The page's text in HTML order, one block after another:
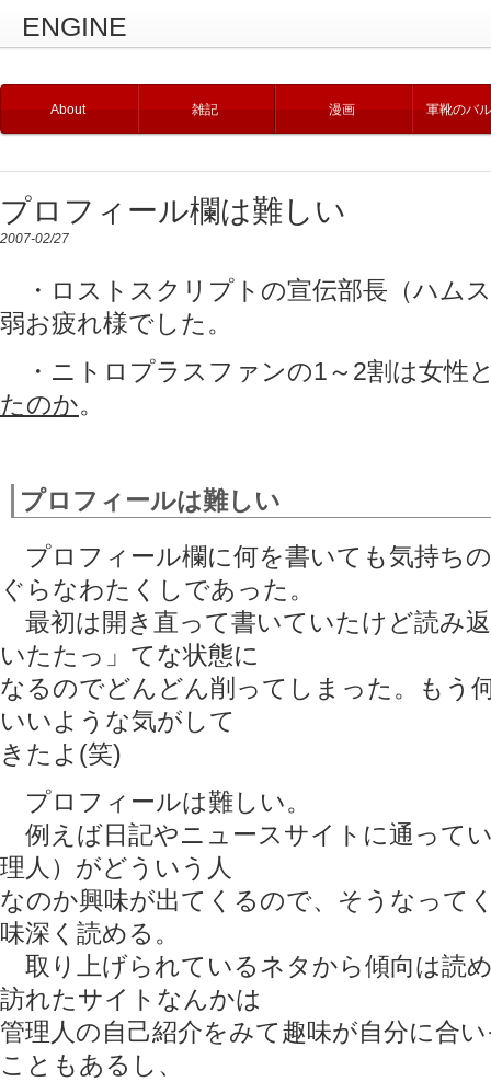
ENGINE
About 雑記 漫画 軍靴のバ
プロフィール欄は難しい
2007-02/27
・ロストスクリプトの宣伝部長（ハム
弱お疲れ様でした。
・ニトロプラスファンの1～2割は女性
たのか。
プロフィールは難しい
プロフィール欄に何を書いても気持ち
ぐらなわたくしであった。
最初は開き直って書いていたけど読み
いたたっ」てな状態に
なるのでどんどん削ってしまった。もう
いいような気がして
きたよ(笑)
プロフィールは難しい。
例えば日記やニュースサイトに通って
理人）がどういう人
なのか興味が出てくるので、そうなって
味深く読める。
取り上げられているネタから傾向は読
訪れたサイトなんかは
管理人の自己紹介をみて趣味が自分に合
こともあるし、